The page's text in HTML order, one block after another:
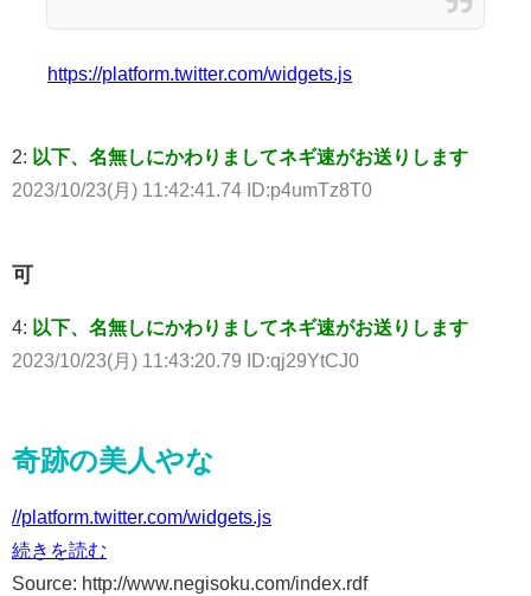
https://platform.twitter.com/widgets.js
2: 以下、名無しにかわりましてネギ速がお送りします
2023/10/23(月) 11:42:41.74 ID:p4umTz8T0
可
4: 以下、名無しにかわりましてネギ速がお送りします
2023/10/23(月) 11:43:20.79 ID:qj29YtCJ0
奇跡の美人やな
//platform.twitter.com/widgets.js
続きを読む
Source: http://www.negisoku.com/index.rdf